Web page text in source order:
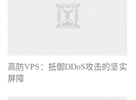
高防VPS：抵御DDoS攻击的坚实
屏障